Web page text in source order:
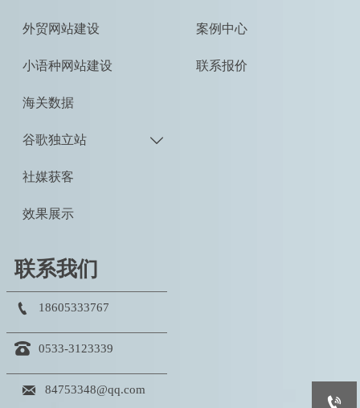
外贸网站建设
小语种网站建设
海关数据
谷歌独立站 
社媒获客
效果展示
案例中心
联系报价
联系我们
 18605333767
 0533-3123339
 84753348@qq.com
